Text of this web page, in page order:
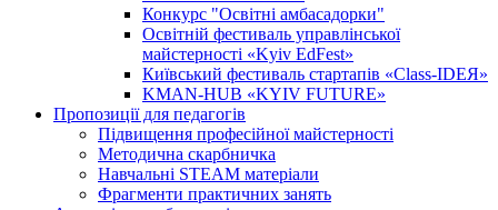
Конкурс "Освітні амбасадорки"
Освітній фестиваль управлінської
майстерності «Kyiv EdFest»
Київський фестиваль стартапів «Class-IDEЯ»
KMAN-HUB «KYIV FUTURE»
Пропозиції для педагогів
Підвищення професійної майстерності
Методична скарбничка
Навчальні STEAM матеріали
Фрагменти практичних занять